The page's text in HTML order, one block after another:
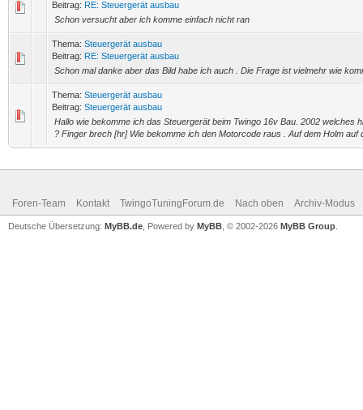
Beitrag: RE: Steuergerät ausbau
Schon versucht aber ich komme einfach nicht ran
Thema: Steuergerät ausbau
Beitrag: RE: Steuergerät ausbau
Schon mal danke aber das Bild habe ich auch . Die Frage ist vielmehr wie
Thema: Steuergerät ausbau
Beitrag: Steuergerät ausbau
Hallo wie bekomme ich das Steuergerät beim Twingo 16v Bau. 2002 welches
? Finger brech [hr] Wie bekomme ich den Motorcode raus . Auf dem Holm auf
Foren-Team Kontakt TwingoTuningForum.de Nach oben Archiv-Modus
Deutsche Übersetzung: MyBB.de , Powered by MyBB , © 2002-2026 MyBB Group